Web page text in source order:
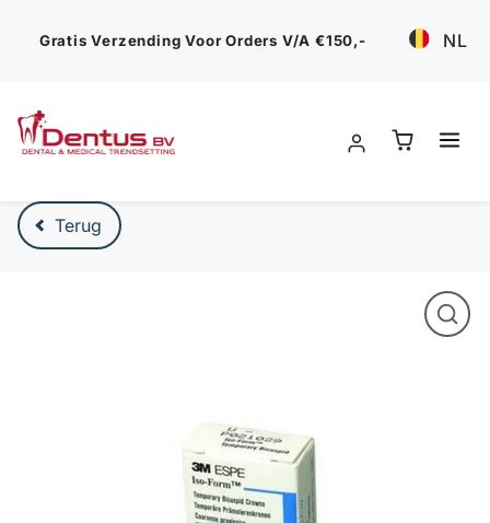
Gratis Verzending Voor Orders V/a €150,- NL
Verder naar product beschrijving
Terug